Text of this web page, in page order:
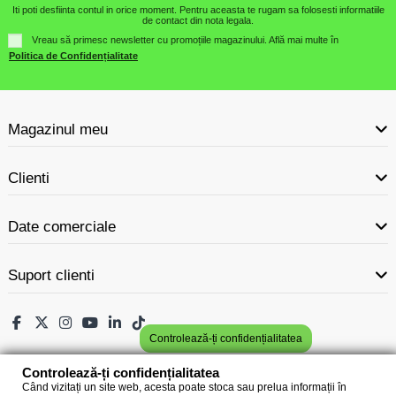
Iti poti desfiinta contul in orice moment. Pentru aceasta te rugam sa folosesti informatiile
de contact din nota legala.
Vreau să primesc newsletter cu promoțiile magazinului. Află mai multe în
Politica de Confidențialitate
Magazinul meu
Clienti
Date comerciale
Suport clienti
Controlează-ți confidențialitatea
Controlează-ți confidențialitatea
Când vizitați un site web, acesta poate stoca sau prelua informații în